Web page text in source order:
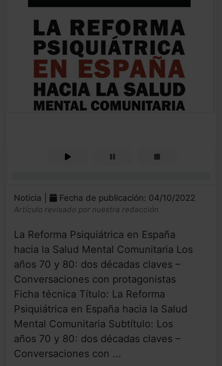
Noticia | Fecha de publicación: 04/10/2022
Artículo revisado por nuestra redacción
La Reforma Psiquiátrica en España
hacia la Salud Mental Comunitaria Los
años 70 y 80: dos décadas claves –
Conversaciones con protagonistas
Ficha técnica Título: La Reforma
Psiquiátrica en España hacia la Salud
Mental Comunitaria Subtítulo: Los
años 70 y 80: dos décadas claves –
Conversaciones con ...